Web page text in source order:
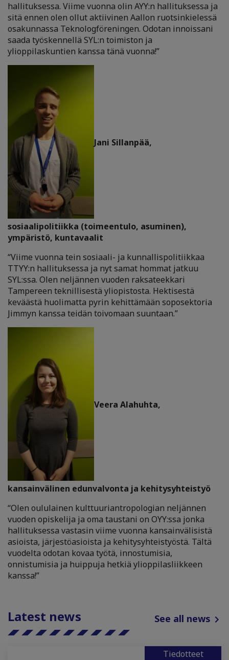
hallituksessa. Viime vuonna olin AYY:n hallituksessa ja
sitä ennen olen ollut aktiivinen Aallon ruotsinkielessä
osakunnassa Teknologföreningen. Odotan innoissani
saada työskennellä SYL:n toimiston ja
ylioppilaskuntien kanssa tänä vuonna!”
Jani Sillanpää,
sosiaalipolitiikka (toimeentulo, asuminen),
ympäristö, kuntavaalit
“Viime vuonna tein sosiaali- ja kunnallispolitiikkaa
TTYY:n hallituksessa ja nyt samat hommat jatkuu
SYL:ssa. Olen neljännen vuoden raksateekkari
Tampereen teknillisestä yliopistosta. Hektisestä
keväästä huolimatta pyrin kehittämään soposektoria
Jimmyn kanssa teidän toivomaan suuntaan.”
Veera Alahuhta,
kansainvälinen edunvalvonta ja kehitysyhteistyö
“Olen oululainen kulttuuriantropologian neljännen
vuoden opiskelija ja oma taustani on OYY:ssa jonka
hallituksessa vastasin viime vuonna kansainvälisistä
asioista, järjestöasioista ja kehitysyhteistyöstä. Tältä
vuodelta odotan kovaa työtä, innostumisia,
onnistumisia ja huippuja hetkiä ylioppilasliikkeen
kanssa!”
Latest news See all news
Tiedotteet